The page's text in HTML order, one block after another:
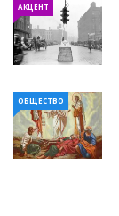
АКЦЕНТ
ОБЩЕСТВО